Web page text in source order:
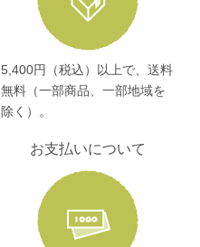
5,400円（税込）以上で、送料
無料（一部商品、一部地域を
除く）。
お支払いについて